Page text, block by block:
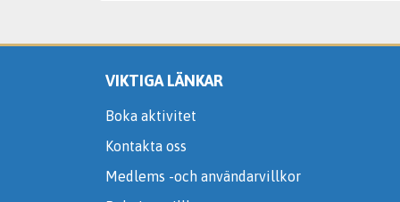
VIKTIGA LÄNKAR
Boka aktivitet
Kontakta oss
Medlems -och användarvillkor